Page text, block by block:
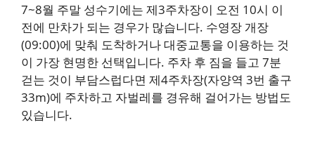
7~8월 주말 성수기에는 제3주차장이 오전 10시 이
전에 만차가 되는 경우가 많습니다. 수영장 개장
(09:00)에 맞춰 도착하거나 대중교통을 이용하는 것
이 가장 현명한 선택입니다. 주차 후 짐을 들고 7분
걷는 것이 부담스럽다면 제4주차장(자양역 3번 출구
33m)에 주차하고 자벌레를 경유해 걸어가는 방법도
있습니다.